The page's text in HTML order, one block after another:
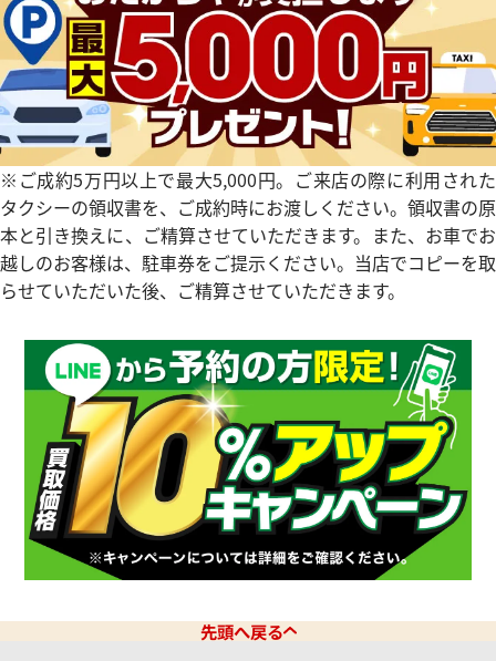
※ご成約5万円以上で最大5,000円。ご来店の際に利用された
タクシーの領収書を、ご成約時にお渡しください。領収書の原
本と引き換えに、ご精算させていただきます。また、お車でお
越しのお客様は、駐車券をご提示ください。当店でコピーを取
らせていただいた後、ご精算させていただきます。
先頭へ戻る